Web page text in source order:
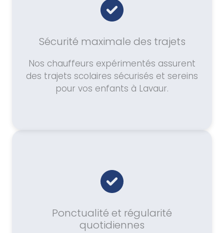
Sécurité maximale des trajets
Nos chauffeurs expérimentés assurent
des trajets scolaires sécurisés et sereins
pour vos enfants à Lavaur.
Ponctualité et régularité
quotidiennes